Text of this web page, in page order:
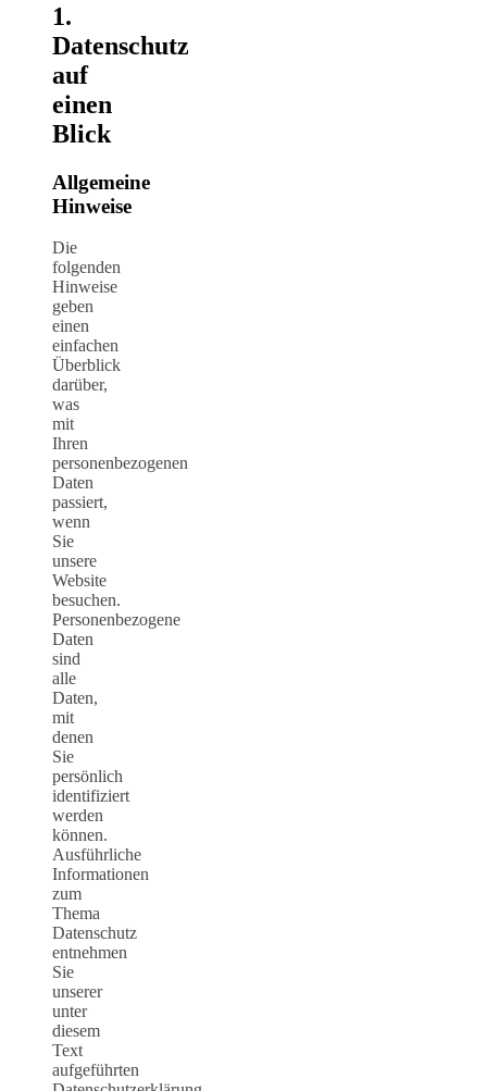
1.
Datenschutz
auf
einen
Blick
Allgemeine
Hinweise
Die
folgenden
Hinweise
geben
einen
einfachen
Überblick
darüber,
was
mit
Ihren
personenbezogenen
Daten
passiert,
wenn
Sie
unsere
Website
besuchen.
Personenbezogene
Daten
sind
alle
Daten,
mit
denen
Sie
persönlich
identifiziert
werden
können.
Ausführliche
Informationen
zum
Thema
Datenschutz
entnehmen
Sie
unserer
unter
diesem
Text
aufgeführten